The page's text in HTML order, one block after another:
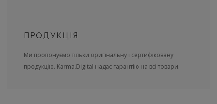
ПРОДУКЦІЯ
Ми пропонуємо тільки оригінальну і сертифіковану
продукцію. Karma.Digital надає гарантію на всі товари.